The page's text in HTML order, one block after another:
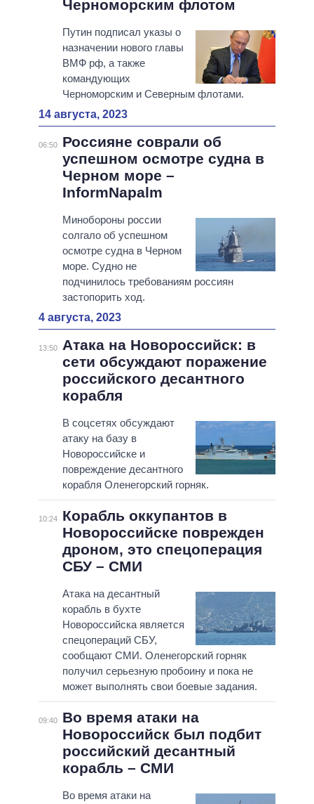
Черноморским флотом
Путин подписал указы о
назначении нового главы
ВМФ рф, а также
командующих
Черноморским и Северным флотами.
14 августа, 2023
06:50
Россияне соврали об
успешном осмотре судна в
Черном море –
InformNapalm
Минобороны россии
солгало об успешном
осмотре судна в Черном
море. Судно не
подчинилось требованиям россиян
застопорить ход.
4 августа, 2023
13:50
Атака на Новороссийск: в
сети обсуждают поражение
российского десантного
корабля
В соцсетях обсуждают
атаку на базу в
Новороссийске и
повреждение десантного
корабля Оленегорский горняк.
10:24
Корабль оккупантов в
Новороссийске поврежден
дроном, это спецоперация
СБУ – СМИ
Атака на десантный
корабль в бухте
Новороссийска является
спецопераций СБУ,
сообщают СМИ. Оленегорский горняк
получил серьезную пробоину и пока не
может выполнять свои боевые задания.
09:40
Во время атаки на
Новороссийск был подбит
российский десантный
корабль – СМИ
Во время атаки на